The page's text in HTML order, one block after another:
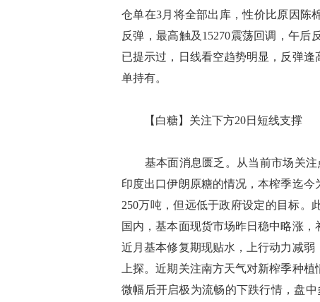
仓单在3月将全部出库，性价比原因陈
反弹，最高触及15270震荡回调，午后
已提示过，日线看空趋势明显，反弹
单持有。
【白糖】关注下方20日短线支撑
基本面消息匮乏。从当前市场关注
印度出口伊朗原糖的情况，本榨季迄
250万吨，但远低于政府设定的目标。
国内，基本面现货市场昨日稳中略涨
近月基本修复期现贴水，上行动力减
上探。近期关注南方天气对新榨季种
微幅后开启极为流畅的下跌行情，盘